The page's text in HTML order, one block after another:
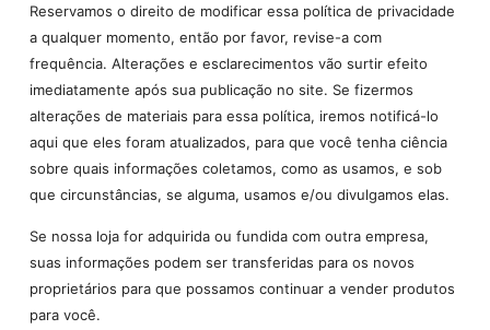
Reservamos o direito de modificar essa política de privacidade
a qualquer momento, então por favor, revise-a com
frequência. Alterações e esclarecimentos vão surtir efeito
imediatamente após sua publicação no site. Se fizermos
alterações de materiais para essa política, iremos notificá-lo
aqui que eles foram atualizados, para que você tenha ciência
sobre quais informações coletamos, como as usamos, e sob
que circunstâncias, se alguma, usamos e/ou divulgamos elas.
Se nossa loja for adquirida ou fundida com outra empresa,
suas informações podem ser transferidas para os novos
proprietários para que possamos continuar a vender produtos
para você.